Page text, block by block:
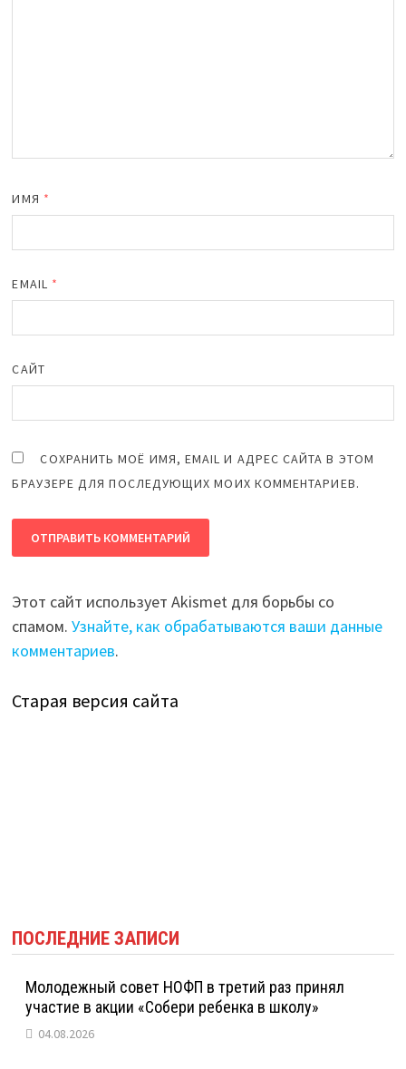
ИМЯ *
EMAIL *
САЙТ
СОХРАНИТЬ МОЁ ИМЯ, EMAIL И АДРЕС САЙТА В ЭТОМ
БРАУЗЕРЕ ДЛЯ ПОСЛЕДУЮЩИХ МОИХ КОММЕНТАРИЕВ.
Этот сайт использует Akismet для борьбы со
спамом.Узнайте, как обрабатываются ваши данные
комментариев.
Старая версия сайта
ПОСЛЕДНИЕ ЗАПИСИ
Молодежный совет НОФП в третий раз принял
участие в акции «Собери ребенка в школу»
04.08.2026